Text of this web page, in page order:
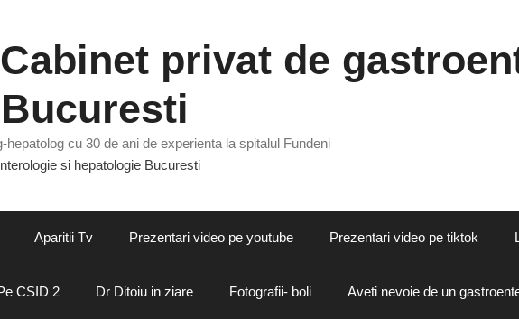
Cabinet privat de
cu 30 de ani de experienta la spitalul Fundeni
Aparitii Tv Prezentari video pe youtube Prezentari video pe tiktok
CSID 2 Dr Ditoiu in ziare Fotografii- boli Aveti nevoie de un